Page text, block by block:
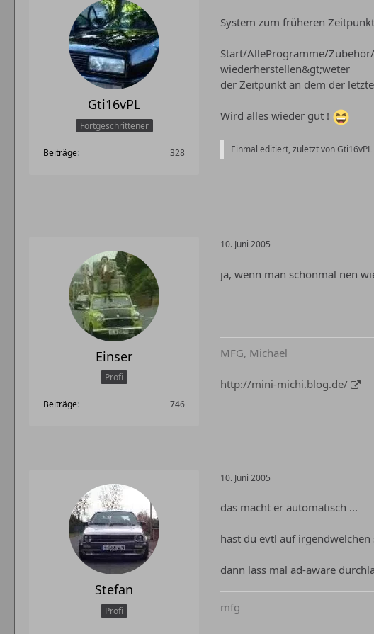
Gti16vPL
Fortgeschrittener
Beiträge 328
System zum früheren
Start/AlleProgramme/
wiederherstellen&gt;weter
der Zeitpunkt an dem der
Wird alles wieder gut !
Einmal editiert, zuletzt von Gti16vPL
Einser
Profi
Beiträge 746
10. Juni 2005
ja, wenn man schonmal nen
MFG, Michael
http://mini-michi.blog.de/
Stefan
Profi
10. Juni 2005
das macht er automatisch ...
hast du evtl auf
dann lass mal ad-aware
mfg